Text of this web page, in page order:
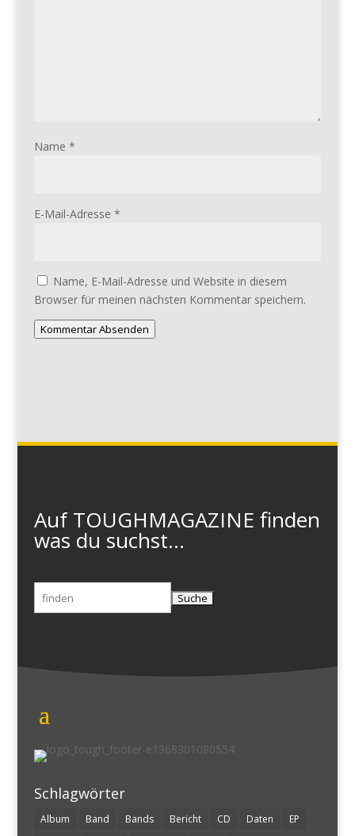
Name *
E-Mail-Adresse *
Name, E-Mail-Adresse und Website in diesem
Browser für meinen nächsten Kommentar speichern.
Kommentar Absenden
Auf TOUGHMAGAZINE finden
was du suchst...
Suchen
nach:
Schlagwörter
Album Band Bands Bericht CD Daten EP